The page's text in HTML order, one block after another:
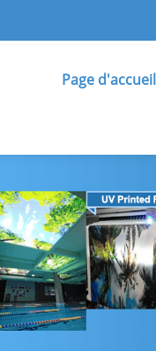
Page d'accueil